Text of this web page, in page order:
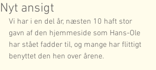
Nyt ansigt
Vi har i en del år, næsten 10 haft stor
gavn af den hjemmeside som Hans-Ole
har stået fadder til, og mange har flittigt
benyttet den hen over årene.